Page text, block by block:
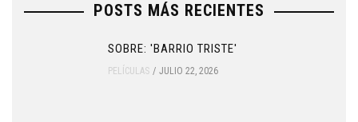
POSTS MÁS RECIENTES
SOBRE: 'BARRIO TRISTE'
PELÍCULAS JULIO 22, 2026